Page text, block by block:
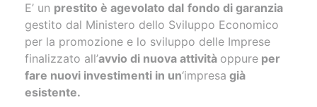
E’ un prestito è agevolato dal fondo di garanzia
gestito dal Ministero dello Sviluppo Economico
per la promozione e lo sviluppo delle Imprese
finalizzato all’avvio di nuova attività oppure per
fare nuovi investimenti in un‘impresa già
esistente.